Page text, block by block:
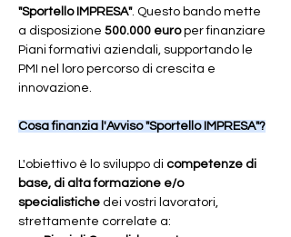
"Sportello IMPRESA". Questo bando mette
a disposizione 500.000 euro per finanziare
Piani formativi aziendali, supportando le
PMI nel loro percorso di crescita e
innovazione.
Cosa finanzia l'Avviso "Sportello IMPRESA"?
L'obiettivo è lo sviluppo di competenze di
base, di alta formazione e/o
specialistiche dei vostri lavoratori,
strettamente correlate a: